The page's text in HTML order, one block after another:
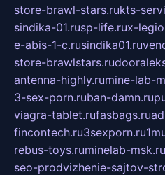
store-brawl-stars.rukts-
sindika-01.rusp-life.rux-
e-abis-1-c.rusindika01.ru
store-brawlstars.ru
antenna-highly.rumine-lab-
3-sex-porn.ruban-damn.ru
viagra-tablet.rufasbags.ru
fincontech.ru3sexporn.ru
rebus-toys.ruminelab-msk.ru
seo-prodvizhenie-sajtov-